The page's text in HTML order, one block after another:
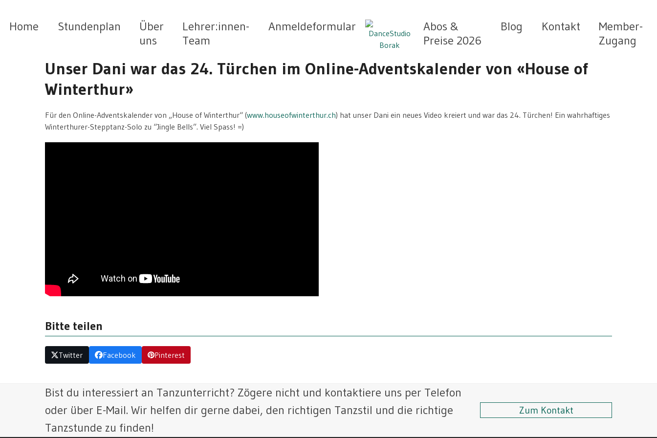
content
Home Stundenplan
Über
uns
Lehrer:innen-
Team
Anmeldeformular
Abos &
Preise 2026
Blog Kontakt
Member-
Zugang
Unser Dani war das 24. Türchen im Online-Adventskalender von «House of
Winterthur»
Für den Online-Adventskalender von „House of Winterthur“ (www.houseofwinterthur.ch) hat unser Dani ein neues Video kreiert und war das 24. Türchen! Ein wahrhaftiges
Winterthurer-Stepptanz-Solo zu “Jingle Bells”. Viel Spass! =)
Bitte teilen
Twitter Facebook Pinterest
Bist du interessiert an Tanzunterricht? Zögere nicht und kontaktiere uns per Telefon
oder über E-Mail. Wir helfen dir gerne dabei, den richtigen Tanzstil und die richtige
Tanzstunde zu finden!
Zum Kontakt